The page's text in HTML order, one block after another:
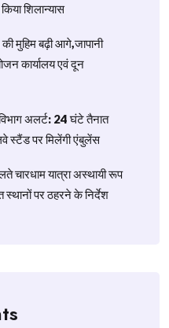
शिलान्यास
मुहिम बढ़ी आगे,जापानी
कार्यालय एवं दून
अलर्ट: 24 घंटे तैनात
स्टैंड पर मिलेंगी एंबुलेंस
चारधाम यात्रा अस्थायी रूप
स्थानों पर ठहरने के निर्देश